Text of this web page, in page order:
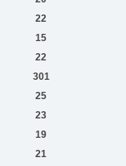
22
15
22
301
25
23
19
21